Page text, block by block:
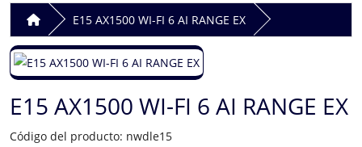
E15 AX1500 WI-FI 6 AI RANGE EX
E15 AX1500 WI-FI 6 AI RANGE EX
Código del producto: nwdle15